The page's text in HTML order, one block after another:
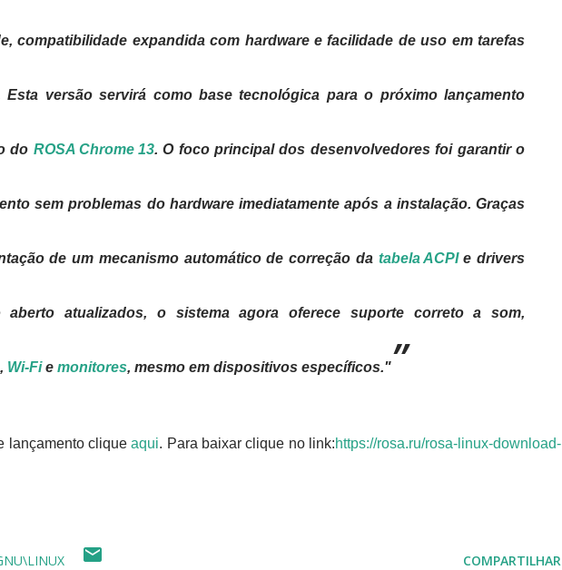
compatibilidade expandida com hardware e facilidade de uso em tarefas
Esta versão servirá como base tecnológica para o próximo lançamento
do ROSA Chrome 13. O foco principal dos desenvolvedores foi garantir o
sem problemas do hardware imediatamente após a instalação. Graças
de um mecanismo automático de correção da tabela ACPIe drivers
aberto atualizados, o sistema agora oferece suporte correto a som,
, Wi-Fie monitores, mesmo em dispositivos específicos."
lançamento cliqueaqui. Para baixar clique no link:https://rosa.ru/rosa-linux-download-
COMPARTILHAR